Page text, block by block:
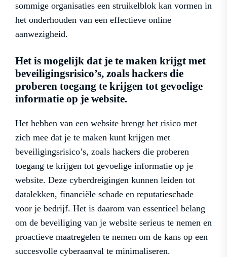
sommige organisaties een struikelblok kan vormen in
het onderhouden van een effectieve online
aanwezigheid.
Het is mogelijk dat je te maken krijgt met
beveiligingsrisico’s, zoals hackers die
proberen toegang te krijgen tot gevoelige
informatie op je website.
Het hebben van een website brengt het risico met
zich mee dat je te maken kunt krijgen met
beveiligingsrisico’s, zoals hackers die proberen
toegang te krijgen tot gevoelige informatie op je
website. Deze cyberdreigingen kunnen leiden tot
datalekken, financiële schade en reputatieschade
voor je bedrijf. Het is daarom van essentieel belang
om de beveiliging van je website serieus te nemen en
proactieve maatregelen te nemen om de kans op een
succesvolle cyberaanval te minimaliseren.